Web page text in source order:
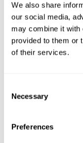
We also share
our social media,
may combine it with
provided to them or
of their services.
Selection
Necessary
Preferences